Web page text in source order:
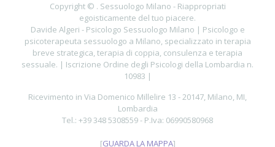
Copyright © . Sessuologo Milano - Riappropriati
egoisticamente del tuo piacere.
Davide Algeri - Psicologo Sessuologo Milano | Psicologo e
psicoterapeuta sessuologo a Milano, specializzato in terapia
breve strategica, terapia di coppia, consulenza e terapia
sessuale. | Iscrizione Ordine degli Psicologi della Lombardia n.
10983 |
Ricevimento in Via Domenico Millelire 13 -20147, Milano, MI,
Lombardia
Tel.: +39 348 5308559- P.Iva: 06990580968
[GUARDA LA MAPPA]